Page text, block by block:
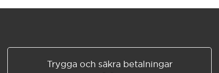
Trygga och säkra betalningar